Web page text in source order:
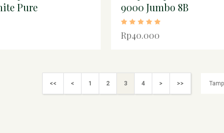
Pure
9000 Jumbo 8B
Rp40.000
<< < 1 2 3 4 > >>